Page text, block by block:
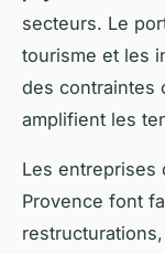
secteurs. Le
tourisme et les
des contraintes
amplifient les
Les entreprises
Provence font